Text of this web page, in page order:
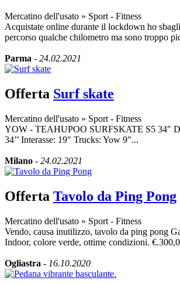
Mercatino dell'usato » Sport - Fitness
Acquistate online durante il lockdown ho
percorso qualche chilometro ma sono troppo
Parma - 24.02.2021
Offerta Surf skate
Mercatino dell'usato » Sport - Fitness
YOW - TEAHUPOO SURFSKATE S5 34″
34’’ Interasse: 19" Trucks: Yow 9"...
Milano - 24.02.2021
Offerta Tavolo da Ping Pong
Mercatino dell'usato » Sport - Fitness
Vendo, causa inutilizzo, tavolo da ping pong
Indoor, colore verde, ottime condizioni.
Ogliastra - 16.10.2020